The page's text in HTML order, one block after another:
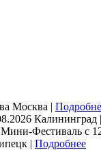
Москва |
Калининград |
Фестиваль с
| Подробнее